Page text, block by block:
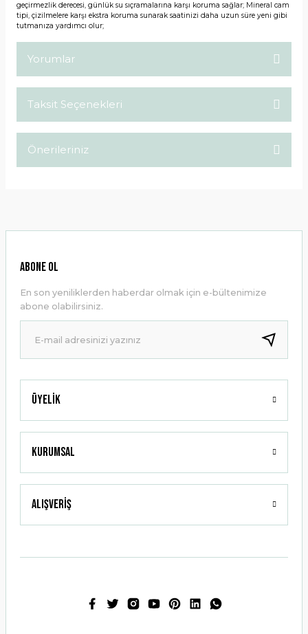
geçirmezlik derecesi, günlük su sıçramalarına karşı koruma sağlar; Mineral cam
tipi, çizilmelere karşı ekstra koruma sunarak saatinizi daha uzun süre yeni gibi
tutmanıza yardımcı olur;
Yorumlar
Taksit Seçenekleri
Önerileriniz
Ürün resmi kalitesiz, bozuk veya görüntülenemiyor.
Ürün bilgilerinde hatalar bulunuyor.
Ürün fiyatı diğer sitelerden daha pahalı.
Bu ürüne benzer farklı alternatifler olmalı.
Gönder
Üyelik
Kurumsal
Alışveriş
ABONE OL
En son yeniliklerden haberdar olmak için e-bültenimize
abone olabilirsiniz.